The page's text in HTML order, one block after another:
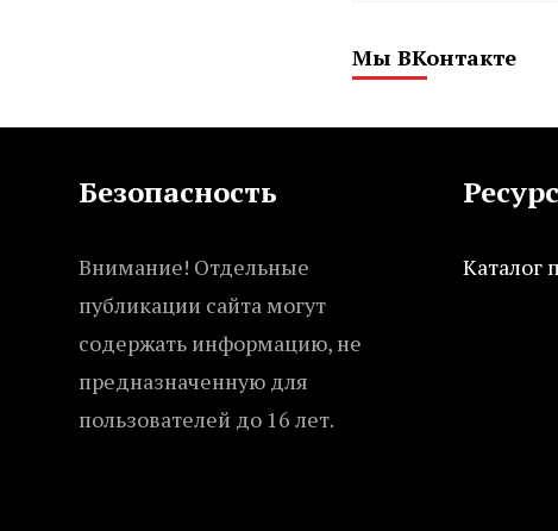
Мы ВКонтакте
Безопасность
Внимание! Отдельные
публикации сайта могут
содержать информацию, не
предназначенную для
пользователей до 16 лет.
Каталог